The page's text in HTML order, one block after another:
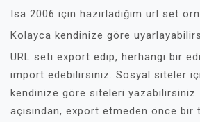
Isa 2006 için hazırladığım url set
Kolayca kendinize göre
URL seti export edip, herhangi bir
import edebilirsiniz. Sosyal siteler
kendinize göre siteleri yazabilirsiniz.
açısından, export etmeden önce bir